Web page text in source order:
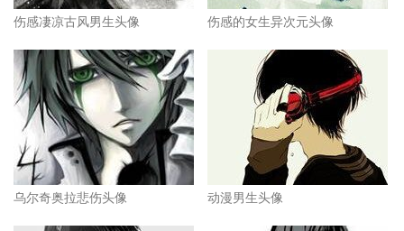
伤感凄凉古风男生头像 伤感的女生异次元头像
乌尔奇奥拉悲伤头像 动漫男生头像